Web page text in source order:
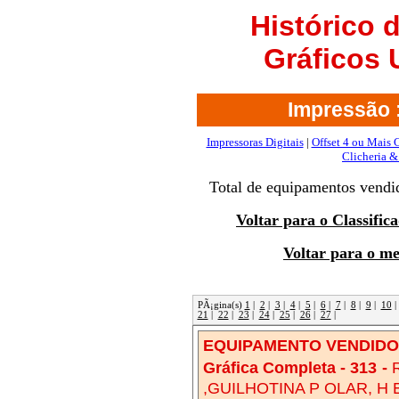
Histórico
Gráficos
Impressão
Impressoras Digitais| Offset 4 ou Mais
Clicheria
Total de equipamentos
Voltar para o
Voltar para o
PÃ¡gina(s) 1 2 3 4| 5 6| 7| 8 9 10
21
22 23 24| 25 26| 27|
EQUIPAMENTO
Gráfica Completa - 313 -
,GUILHOTINA P OLAR, H